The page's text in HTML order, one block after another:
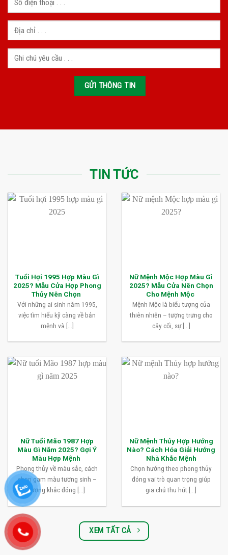
TIN TỨC
Tuổi Hợi 1995 Hợp Màu Gì
2025? Mẫu Cửa Hợp Phong
Thủy Nên Chọn
Với những ai sinh năm 1995,
việc tìm hiểu kỹ càng về bản
mệnh và [...]
Nữ Mệnh Mộc Hợp Màu Gì
2025? Mẫu Cửa Nên Chọn
Cho Mệnh Mộc
Mệnh Mộc là biểu tượng của
thiên nhiên – tượng trưng cho
cây cối, sự [...]
Nữ Tuổi Mão 1987 Hợp
Màu Gì Năm 2025? Gợi Ý
Màu Hợp Mệnh
Phong thủy về màu sắc, cách
chọn gam màu tương sinh –
tương khắc đóng [...]
Nữ Mệnh Thủy Hợp Hướng
Nào? Cách Hóa Giải Hướng
Nhà Khắc Mệnh
Chọn hướng theo phong thủy
đóng vai trò quan trọng giúp
gia chủ thu hút [...]
XEM TẤT CẢ